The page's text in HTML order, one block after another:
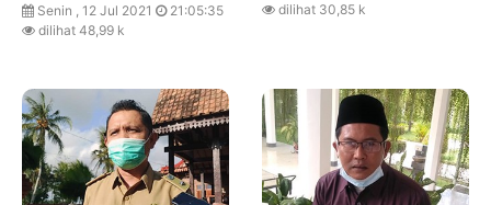
Senin , 12 Jul 2021
21:05:35
dilihat 48,99 k
dilihat 30,85 k